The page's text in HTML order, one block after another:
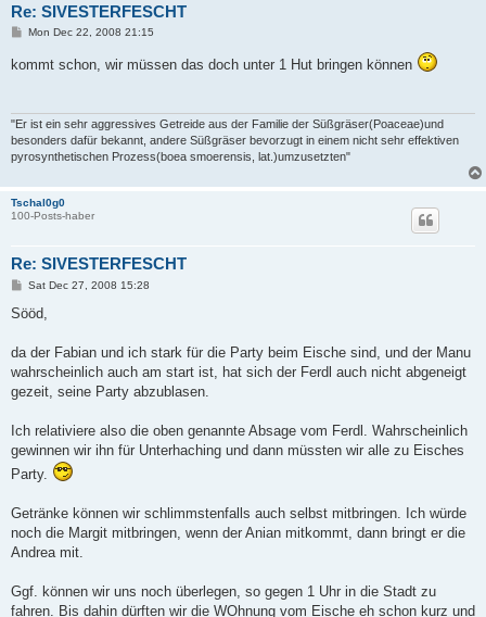
Re: SIVESTERFESCHT
P
t
Mon Dec 22, 2008 21:15
kommt schon, wir müssen das doch unter 1 Hut bringen können
"Er ist ein sehr aggressives Getreide aus der Familie der Süßgräser(Poaceae)und
besonders dafür bekannt, andere Süßgräser bevorzugt in einem nicht sehr effektiven
pyrosynthetischen Prozess(boea smoerensis, lat.)umzusetzten"
Tschal0g0
100-Posts-haber
Re: SIVESTERFESCHT
P
s
Sat Dec 27, 2008 15:28
Sööd,
da der Fabian und ich stark für die Party beim Eische sind, und der Manu
wahrscheinlich auch am start ist, hat sich der Ferdl auch nicht abgeneigt
gezeit, seine Party abzublasen.
Ich relativiere also die oben genannte Absage vom Ferdl. Wahrscheinlich
gewinnen wir ihn für Unterhaching und dann müssten wir alle zu Eisches
Party.
Getränke können wir schlimmstenfalls auch selbst mitbringen. Ich würde
noch die Margit mitbringen, wenn der Anian mitkommt, dann bringt er die
Andrea mit.
Ggf. können wir uns noch überlegen, so gegen 1 Uhr in die Stadt zu
fahren. Bis dahin dürften wir die WOhnung vom Eische eh schon kurz und